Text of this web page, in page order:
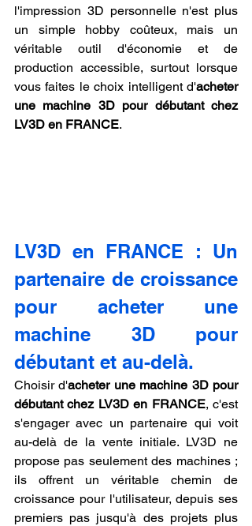
l'impression 3D personnelle n'est plus
un simple hobby coûteux, mais un
véritable outil d'économie et de
production accessible, surtout lorsque
vous faites le choix intelligent d'acheter
une machine 3D pour débutant chez
LV3D en FRANCE.
LV3D en FRANCE : Un
partenaire de croissance
pour acheter une
machine 3D pour
débutant et au-delà.
Choisir d'acheter une machine 3D pour
débutant chez LV3D en FRANCE, c'est
s'engager avec un partenaire qui voit
au-delà de la vente initiale. LV3D ne
propose pas seulement des machines ;
ils offrent un véritable chemin de
croissance pour l'utilisateur, depuis ses
premiers pas jusqu'à des projets plus